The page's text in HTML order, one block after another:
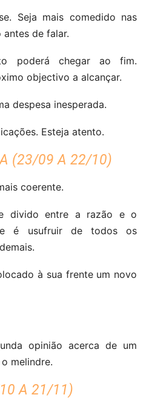
Seja mais comedido nas
de falar.
poderá chegar ao fim.
objectivo a alcançar.
despesa inesperada.
Esteja atento.
(23/09 A 22/10)
coerente.
divido entre a razão e o
é usufruir de todos os
à sua frente um novo
opinião acerca de um
melindre.
A 21/11)